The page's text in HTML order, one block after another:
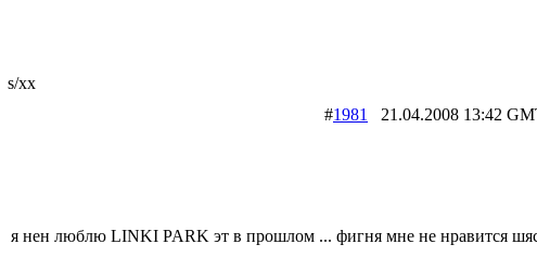
s/xx
#1981 21.04.2008 13:42
я нен люблю LINKI PARK эт в прошлом ... фигня мне не нравится